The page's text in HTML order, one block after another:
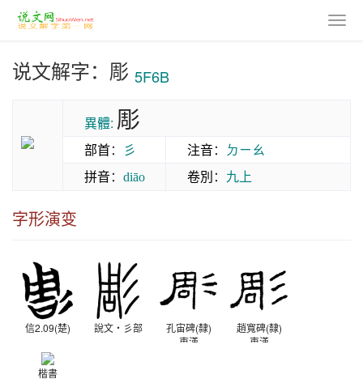
说文解字：彫 5F6B
異體: 彫
部首： 彡 注音： ㄉㄧㄠ
拼音： diāo 卷別： 九上
字形演变
信2.09(楚) 說文‧彡部
孔宙碑(隸)
東漢
趙寬碑(隸)
東漢
楷書